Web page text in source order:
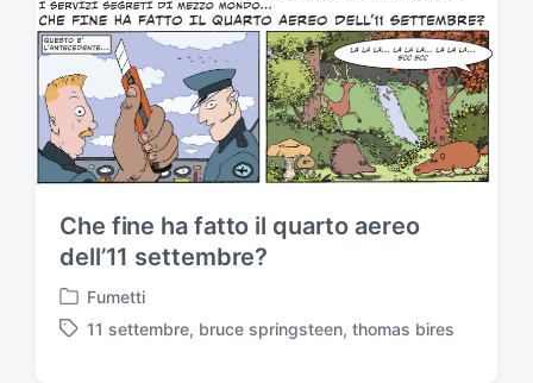
i
c
t
i
n
Che fine ha fatto il quarto aereo
dell’11 settembre?
P
u
Fumetti
T
11 settembre, bruce springsteen, thomas bires